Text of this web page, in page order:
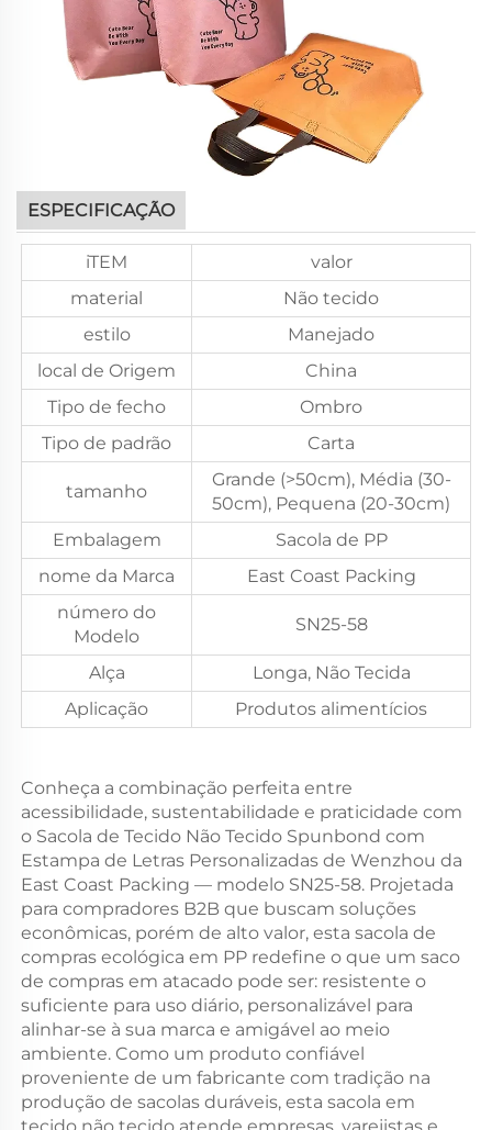
ESPECIFICAÇÃO
iTEM
valor
material
Não tecido
estilo
Manejado
local de Origem
China
Tipo de fecho
Ombro
Tipo de padrão
Carta
tamanho
Grande (>50cm), Média (30-
50cm), Pequena (20-30cm)
Embalagem
Sacola de PP
nome da Marca
East Coast Packing
número do
Modelo
SN25-58
Alça
Longa, Não Tecida
Aplicação
Produtos alimentícios
Conheça a combinação perfeita entre
acessibilidade, sustentabilidade e praticidade com
o Sacola de Tecido Não Tecido Spunbond com
Estampa de Letras Personalizadas de Wenzhou da
East Coast Packing — modelo SN25-58. Projetada
para compradores B2B que buscam soluções
econômicas, porém de alto valor, esta sacola de
compras ecológica em PP redefine o que um saco
de compras em atacado pode ser: resistente o
suficiente para uso diário, personalizável para
alinhar-se à sua marca e amigável ao meio
ambiente. Como um produto confiável
proveniente de um fabricante com tradição na
produção de sacolas duráveis, esta sacola em
tecido não tecido atende empresas, varejistas e